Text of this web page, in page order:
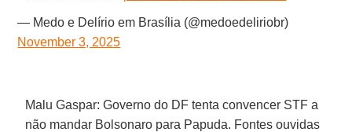
— Medo e Delírio em Brasília (@medoedeliriobr)
November 3, 2025
Malu Gaspar: Governo do DF tenta convencer STF a
não mandar Bolsonaro para Papuda. Fontes ouvidas